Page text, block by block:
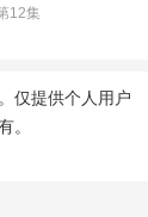
12集
仅提供个人用户
。